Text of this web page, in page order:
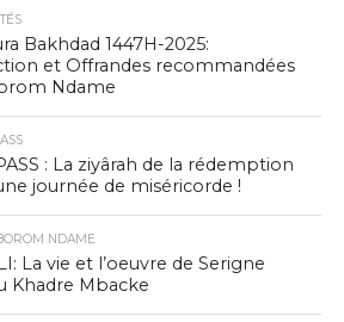
Bakhdad 1447H-2025:
et Offrandes recommandées
Ndame
: La ziyârah de la rédemption
journée de miséricorde !
NDAME
La vie et l’oeuvre de Serigne
Khadre Mbacke